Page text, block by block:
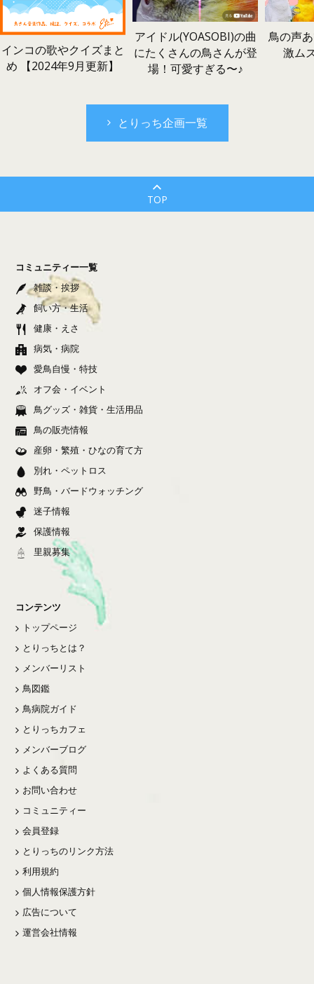
インコの歌やクイズまと
め 【2024年9月更新】
アイドル(YOASOBI)の曲
にたくさんの鳥さんが登
場！可愛すぎる〜♪
鳥の声
激ム
とりっち企画一覧
TOP
コミュニティー一覧
雑談・挨拶
飼い方・生活
健康・えさ
病気・病院
愛鳥自慢・特技
オフ会・イベント
鳥グッズ・雑貨・生活用品
鳥の販売情報
産卵・繁殖・ひなの育て方
別れ・ペットロス
野鳥・バードウォッチング
迷子情報
保護情報
里親募集
コンテンツ
トップページ
とりっちとは？
メンバーリスト
鳥図鑑
鳥病院ガイド
とりっちカフェ
メンバーブログ
よくある質問
お問い合わせ
コミュニティー
会員登録
とりっちのリンク方法
利用規約
個人情報保護方針
広告について
運営会社情報